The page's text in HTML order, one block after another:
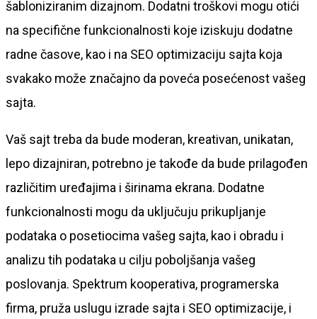
šabloniziranim dizajnom. Dodatni troškovi mogu otići
na specifične funkcionalnosti koje iziskuju dodatne
radne časove, kao i na SEO optimizaciju sajta koja
svakako može značajno da poveća posećenost vašeg
sajta.
Vaš sajt treba da bude moderan, kreativan, unikatan,
lepo dizajniran, potrebno je takođe da bude prilagođen
različitim uređajima i širinama ekrana. Dodatne
funkcionalnosti mogu da uključuju prikupljanje
podataka o posetiocima vašeg sajta, kao i obradu i
analizu tih podataka u cilju poboljšanja vašeg
poslovanja. Spektrum kooperativa, programerska
firma, pruža uslugu izrade sajta i SEO optimizacije, i